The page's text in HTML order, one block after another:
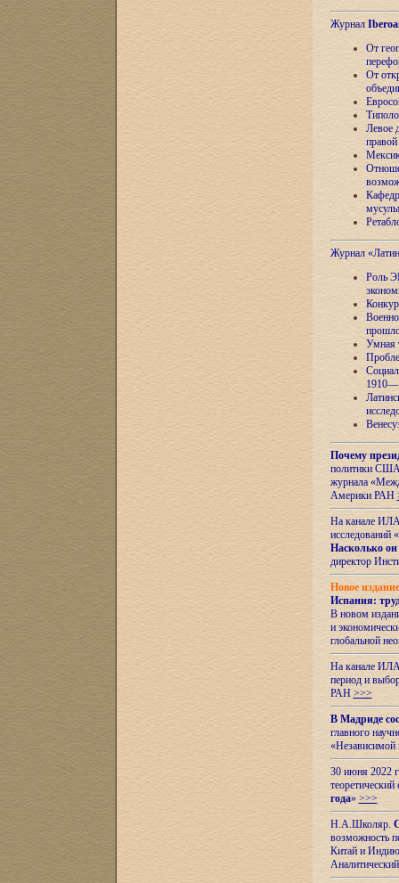
Журнал
От
От
Левое
Журнал
Роль
Умная
Почему
политики США
журнала
Америки РАН
На канале ИЛА
исследований «
Насколько он
директор
Новое
Испания:
В новом
и
глобальной
На канале
период и
РАН >>>
В Мадриде
главного
«Независимой
30 июня 2022
года» >>>
Н.А.Школяр.
возможность
Китай и